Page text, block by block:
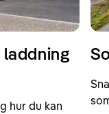
laddning
hur du kan